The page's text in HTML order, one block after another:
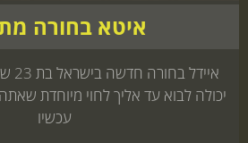
איטא בחורה
יכולה לבוא עד אליך לחוי מיוחדת
עכשיו